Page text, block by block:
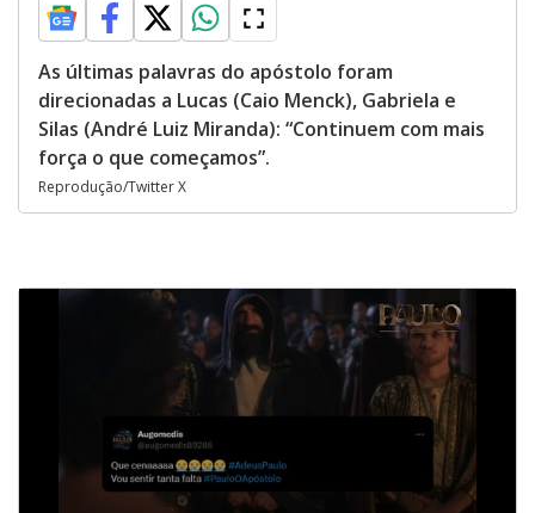
As últimas palavras do apóstolo foram
direcionadas a Lucas (Caio Menck), Gabriela e
Silas (André Luiz Miranda): “Continuem com mais
força o que começamos”.
Reprodução/Twitter X